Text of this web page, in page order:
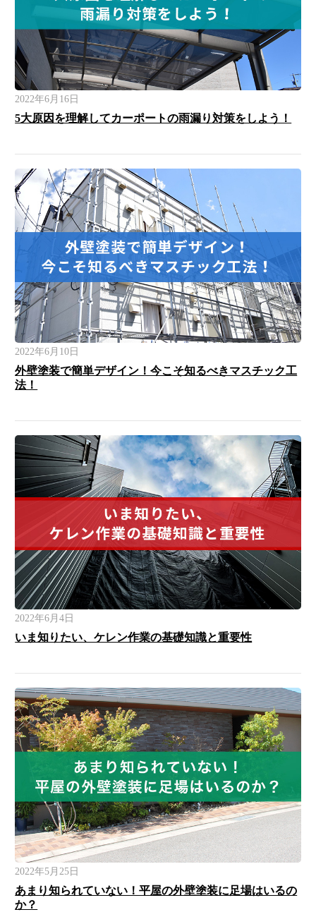
2022年6月16日
5大原因を理解してカーポートの雨漏り対策をしよう！
2022年6月10日
外壁塗装で簡単デザイン！今こそ知るべきマスチック工
法！
2022年6月4日
いま知りたい、ケレン作業の基礎知識と重要性
2022年5月25日
あまり知られていない！平屋の外壁塗装に足場はいるの
か？